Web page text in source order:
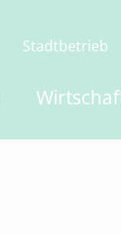
Stadtbetrieb